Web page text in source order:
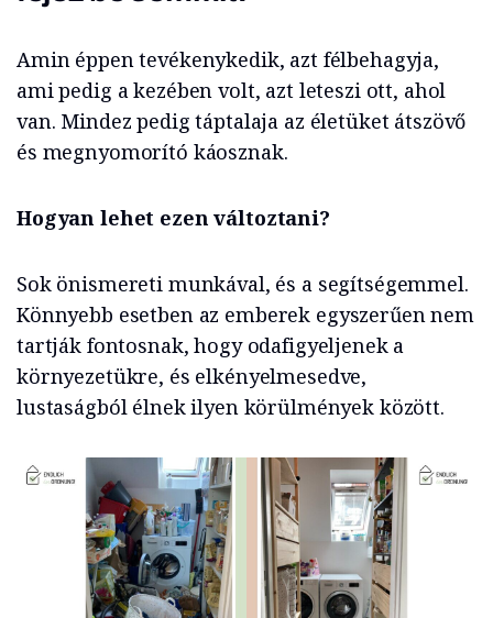
Amin éppen tevékenykedik, azt félbehagyja,
ami pedig a kezében volt, azt leteszi ott, ahol
van. Mindez pedig táptalaja az életüket átszövő
és megnyomorító káosznak.
Hogyan lehet ezen változtani?
Sok önismereti munkával, és a segítségemmel.
Könnyebb esetben az emberek egyszerűen nem
tartják fontosnak, hogy odafigyeljenek a
környezetükre, és elkényelmesedve,
lustaságból élnek ilyen körülmények között.